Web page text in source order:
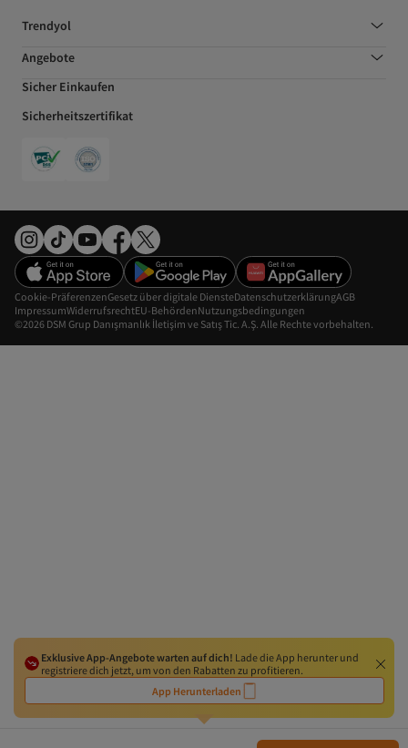
Exklusive App-Angebote warten auf dich! Lade die App herunter und
registriere dich jetzt, um von den Rabatten zu profitieren.
App Herunterladen
Trendyol
Angebote
Sicher Einkaufen
Sicherheitszertifikat
©2026 DSM Grup Danışmanlık İletişim ve Satış Tic. A.Ş. Alle Rechte vorbehalten.
Cookie-PräferenzenGesetz über digitale DiensteDatenschutzerklärungAGB
ImpressumWiderrufsrechtEU-BehördenNutzungsbedingungen